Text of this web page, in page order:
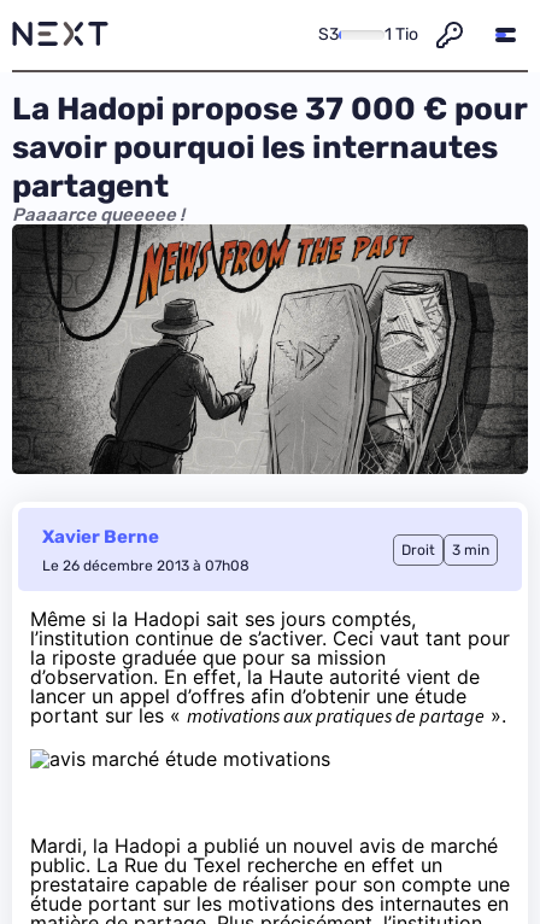
S3 1 Tio
La Hadopi propose 37 000 € pour
savoir pourquoi les internautes
partagent
Paaaarce queeeee !
Xavier Berne
Le 26 décembre 2013 à 07h08
Droit 3 min
Même si la Hadopi sait ses jours comptés,
l’institution continue de s’activer. Ceci vaut tant pour
la riposte graduée que pour sa mission
d’observation. En effet, la Haute autorité vient de
lancer un appel d’offres afin d’obtenir une étude
portant sur les « motivations aux pratiques de partage ».
Mardi, la Hadopi a publié un nouvel avis de marché
public. La Rue du Texel recherche en effet un
prestataire capable de réaliser pour son compte une
étude portant sur les motivations des internautes en